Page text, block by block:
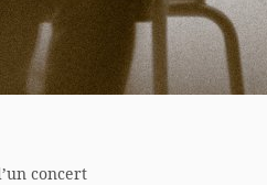
concert